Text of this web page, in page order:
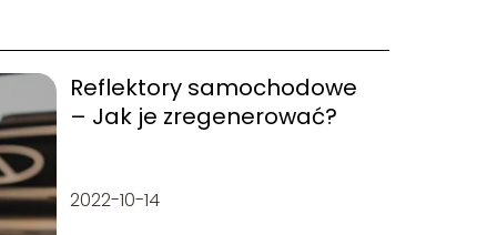
Reflektory samochodowe
– Jak je zregenerować?
2022-10-14